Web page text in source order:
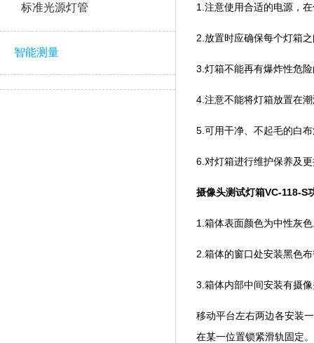
标准光源灯管
智能测量
1.注意使用合适的电源
2.放置时应确保每个灯箱
3.灯箱不能再有爆炸性危险
4.注意不能将灯箱放置在潮湿
5.可用干净、不起毛的白
6.对灯箱进行维护保养及更换
摄像头测试灯箱VC-118-S
1.箱体表面颜色为中性灰色
2.箱体的窗口处安装黑色布帘
3.箱体内部中间安装有摄像
移动平台左右两边各安装一个
在某一位置锁紧滑轨固定